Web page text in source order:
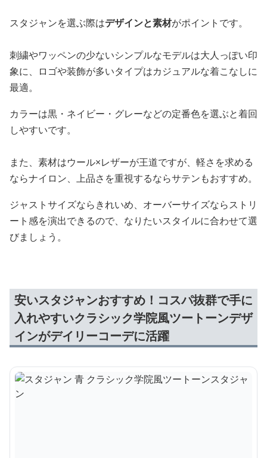
スタジャンを選ぶ際はデザインと素材がポイントです。
刺繍やワッペンの少ないシンプルなモデルは大人っぽい印
象に、ロゴや装飾が多いタイプはカジュアルな着こなしに
最適。
カラーは黒・ネイビー・グレーなどの定番色を選ぶと着回
しやすいです。
また、素材はウール×レザーが王道ですが、軽さを求める
ならナイロン、上品さを重視するならサテンもおすすめ。
ジャストサイズならきれいめ、オーバーサイズならストリ
ート感を演出できるので、なりたいスタイルに合わせて選
びましょう。
安いスタジャンおすすめ！コスパ抜群で手に
入れやすいクラシック学院風ツートーンデザ
インがデイリーコーデに活躍